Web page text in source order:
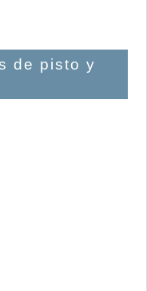
de pisto y